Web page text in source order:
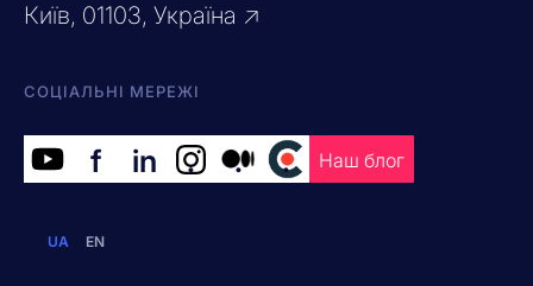
Київ, 01103, Україна ↗
СОЦІАЛЬНІ МЕРЕЖІ
f in . . . Наш блог
UA EN